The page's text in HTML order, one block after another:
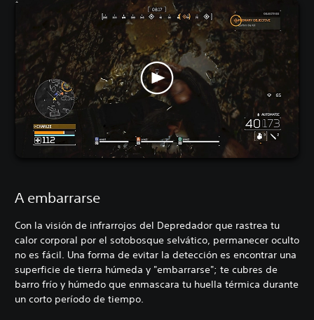
A embarrarse
Con la visión de infrarrojos del Depredador que rastrea tu
calor corporal por el sotobosque selvático, permanecer oculto
no es fácil. Una forma de evitar la detección es encontrar una
superficie de tierra húmeda y "embarrarse"; te cubres de
barro frío y húmedo que enmascara tu huella térmica durante
un corto período de tiempo.